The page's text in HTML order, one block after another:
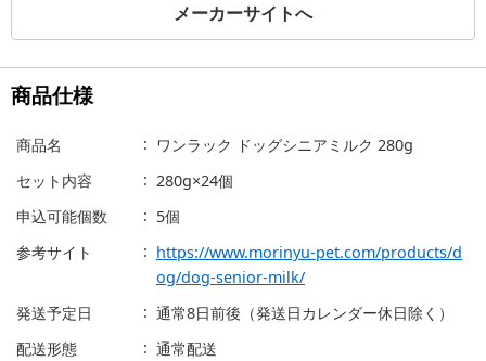
メーカーサイトへ
商品仕様
商品名
ワンラック ドッグシニアミルク 280g
セット内容
280g×24個
申込可能個数
5個
参考サイト
https://www.morinyu-pet.com/products/d
og/dog-senior-milk/
発送予定日
通常8日前後（発送日カレンダー休日除く）
配送形態
通常配送